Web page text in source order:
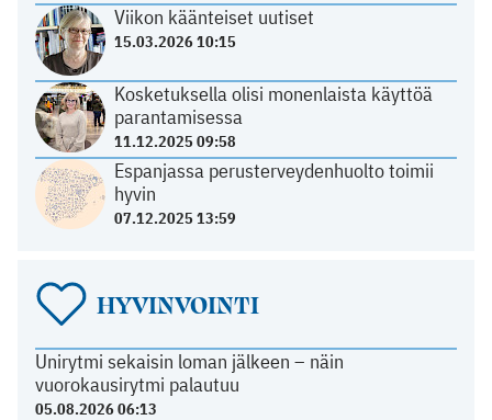
Viikon käänteiset uutiset
15.03.2026 10:15
Kosketuksella olisi monenlaista käyttöä
parantamisessa
11.12.2025 09:58
Espanjassa perusterveydenhuolto toimii
hyvin
07.12.2025 13:59
HYVINVOINTI
Unirytmi sekaisin loman jälkeen – näin
vuorokausirytmi palautuu
05.08.2026 06:13